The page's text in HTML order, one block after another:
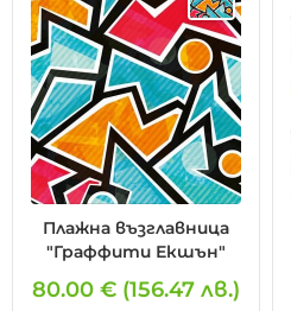
Плажна възглавница
"Граффити Екшън"
80.00 € (156.47 лв.)